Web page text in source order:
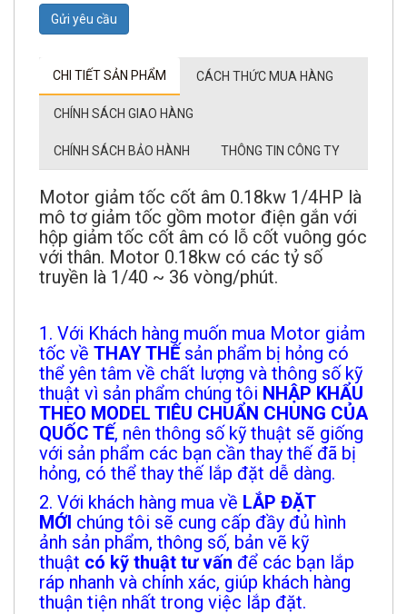
Gửi yêu cầu
CHI TIẾT SẢN PHẨM CÁCH THỨC MUA HÀNG
CHÍNH SÁCH GIAO HÀNG
CHÍNH SÁCH BẢO HÀNH THÔNG TIN CÔNG TY
Motor giảm tốc cốt âm 0.18kw 1/4HP là
mô tơ giảm tốc gồm motor điện gắn với
hộp giảm tốc cốt âm có lỗ cốt vuông góc
với thân. Motor 0.18kw có các tỷ số
truyền là 1/40 ~ 36 vòng/phút.
1. Với Khách hàng muốn mua Motor giảm
tốc về THAY THẾ sản phẩm bị hỏng có
thể yên tâm về chất lượng và thông số kỹ
thuật vì sản phẩm chúng tôi NHẬP KHẨU
THEO MODEL TIÊU CHUẨN CHUNG CỦA
QUỐC TẾ, nên thông số kỹ thuật sẽ giống
với sản phẩm các bạn cần thay thế đã bị
hỏng, có thể thay thế lắp đặt dễ dàng.
2. Với khách hàng mua về LẮP ĐẶT
MỚI chúng tôi sẽ cung cấp đầy đủ hình
ảnh sản phẩm, thông số, bản vẽ kỹ
thuật có kỹ thuật tư vấn để các bạn lắp
ráp nhanh và chính xác, giúp khách hàng
thuận tiện nhất trong việc lắp đặt.